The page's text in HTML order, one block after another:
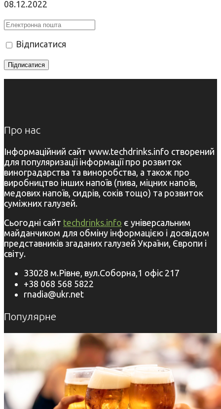
08.12.2022
Відписатися
Про нас
Інформаційний сайт www.techdrinks.info створений
для популяризації інформації про розвиток
виноградарства та виноробства, а також про
виробництво інших напоїв (пива, міцних напоїв,
медових напоїв, сидрів, соків тощо) та розвиток
суміжних галузей.
Сьогодні сайт techdrinks.info є універсальним
майданчиком для обміну інформацією і досвідом
представників згаданих галузей України, Європи і
світу.
33028 м.Рівне, вул.Соборна,1 офіс 217
+38 068 568 5822
rnadia@ukr.net
Популярне